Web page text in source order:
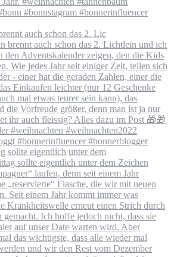
auch schon das 2. Lic
sollte eigentlich unter dem